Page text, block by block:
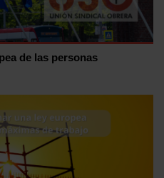
de las personas